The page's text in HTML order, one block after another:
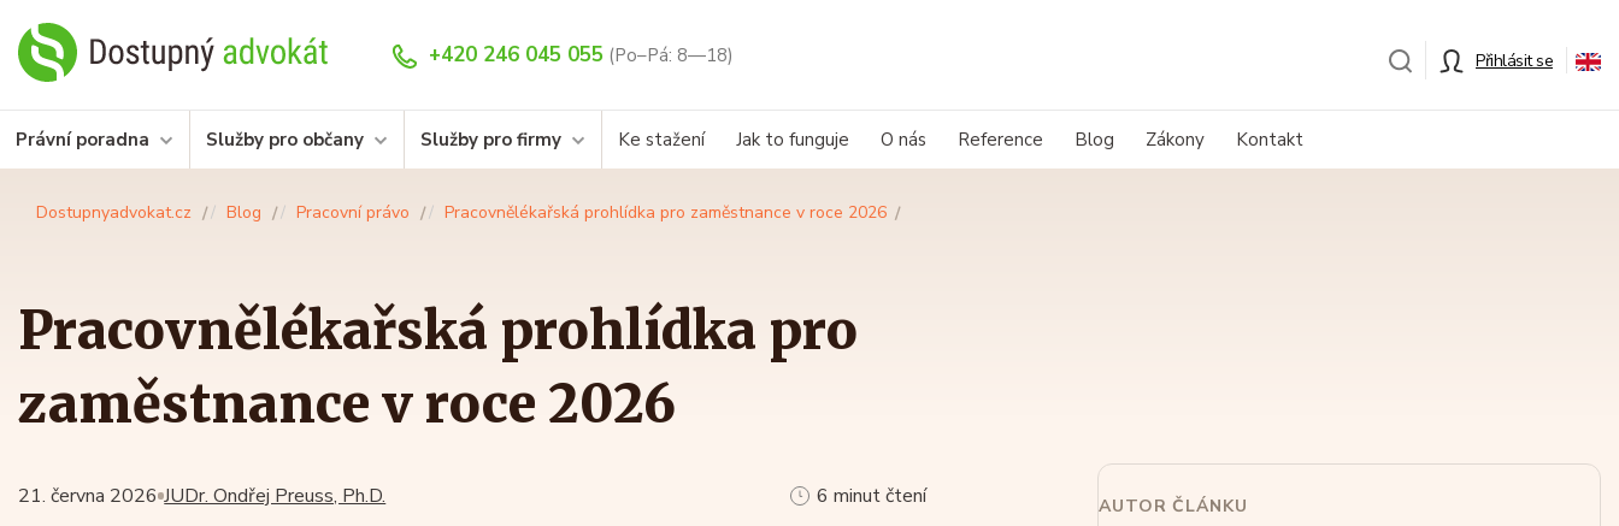
+420 246 045 055 (Po–Pá: 8—18) Přihlásit se
Právní poradna Služby pro občany Služby pro firmy Ke stažení Jak to funguje O nás Reference Blog Zákony Kontakt
Dostupnyadvokat.cz Blog Pracovní právo Pracovnělékařská prohlídka pro zaměstnance v roce 2026
Pracovnělékařská prohlídka pro
zaměstnance v roce 2026
JUDr. Ondřej Preuss, Ph.D.
21. června 2026 6 minut čtení AUTOR ČLÁNKU